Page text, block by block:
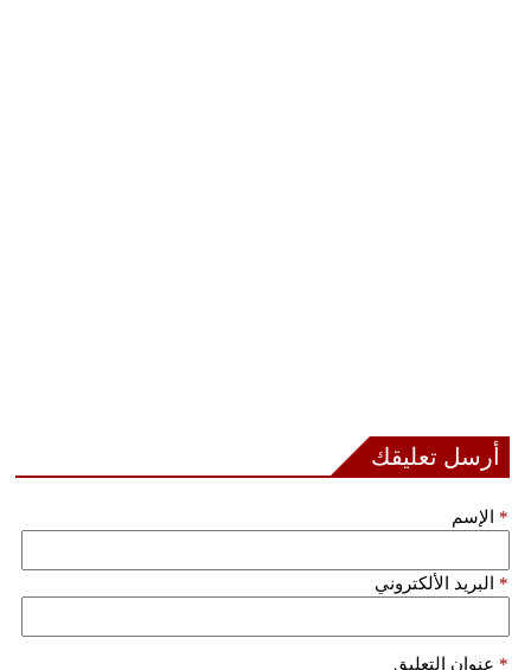
أرسل تعليقك
الإسم *
البريد الألكتروني *
عنوان التعليق *